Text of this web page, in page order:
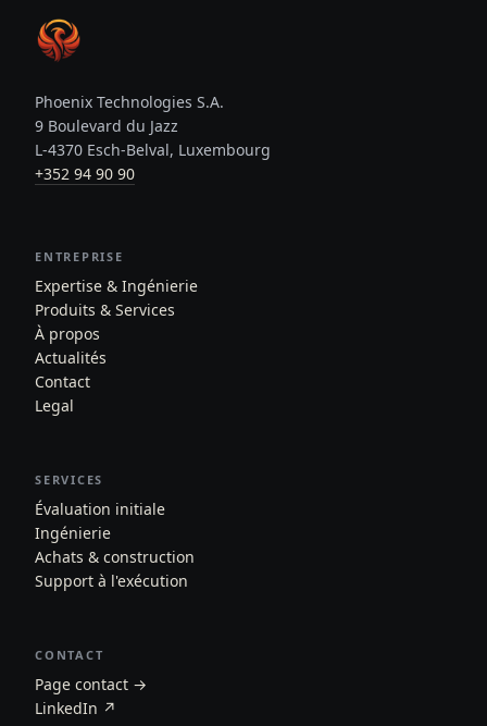
Phoenix Technologies S.A.
9 Boulevard du Jazz
L-4370 Esch-Belval, Luxembourg
+352 94 90 90
ENTREPRISE
Expertise & Ingénierie
Produits & Services
À propos
Actualités
Contact
Legal
SERVICES
Évaluation initiale
Ingénierie
Achats & construction
Support à l'exécution
CONTACT
Page contact →
LinkedIn ↗